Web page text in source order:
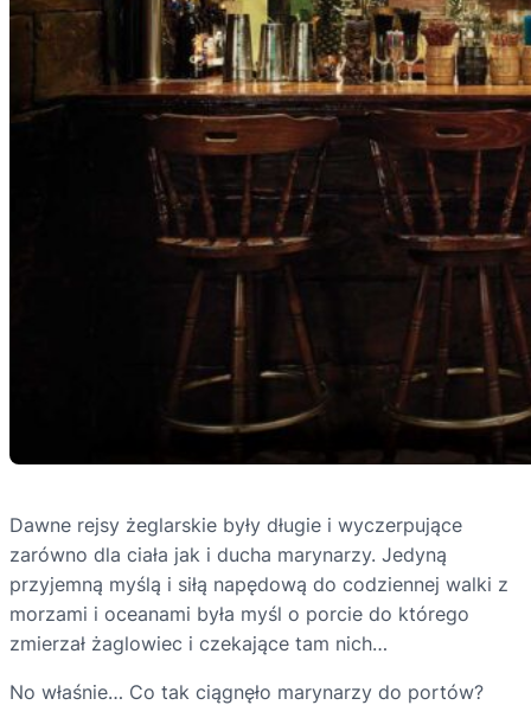
Dawne rejsy żeglarskie były długie i wyczerpujące
zarówno dla ciała jak i ducha marynarzy. Jedyną
przyjemną myślą i siłą napędową do codziennej walki z
morzami i oceanami była myśl o porcie do którego
zmierzał żaglowiec i czekające tam nich…
No właśnie… Co tak ciągnęło marynarzy do portów?